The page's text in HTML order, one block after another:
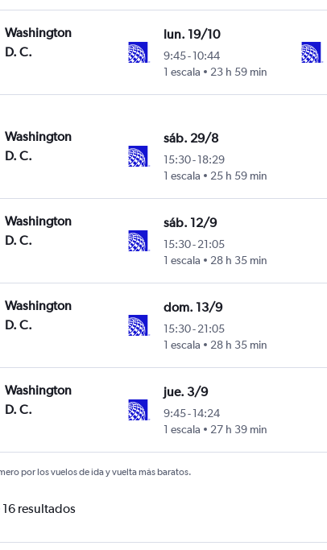
Washington
D. C.
Panama City Tocumen Intl
lun. 19/10
9:45-10:44
1 escala
23 h 59 min
Washington
D. C.
Panama City Tocumen Intl
sáb. 29/8
15:30-18:29
1 escala
25 h 59 min
Washington
D. C.
Panama City Tocumen Intl
sáb. 12/9
15:30-21:05
1 escala
28 h 35 min
Washington
D. C.
Panama City Tocumen Intl
dom. 13/9
15:30-21:05
1 escala
28 h 35 min
Washington
D. C.
Panama City Tocumen Intl
jue. 3/9
9:45-14:24
1 escala
27 h 39 min
por los vuelos de ida y vuelta más baratos.
resultados